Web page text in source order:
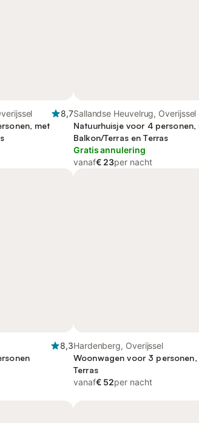
8,7
met
Sallandse Heuvelrug, Overijssel
Natuurhuisje voor 4 personen,
Balkon/Terras en Terras
Gratis annulering
vanaf€ 23per nacht
8,3Hardenberg, Overijssel
Woonwagen voor 3 personen,
Terras
vanaf€ 52per nacht